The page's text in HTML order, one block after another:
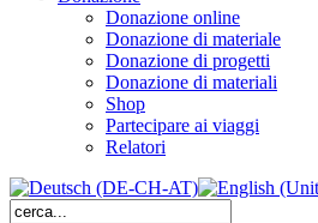
Donazione online
Donazione di materiale
Donazione di progetti
Donazione di materiali
Shop
Partecipare ai viaggi
Relatori